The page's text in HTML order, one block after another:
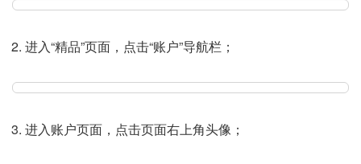
o
进入“精品”页面，点击“账户”导航栏；
进入账户页面，点击页面右上角头像；